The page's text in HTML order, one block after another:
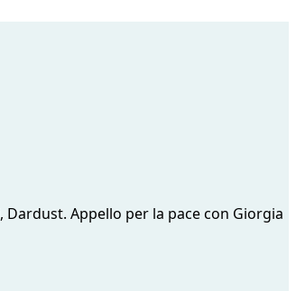
Appello per la pace con Giorgia